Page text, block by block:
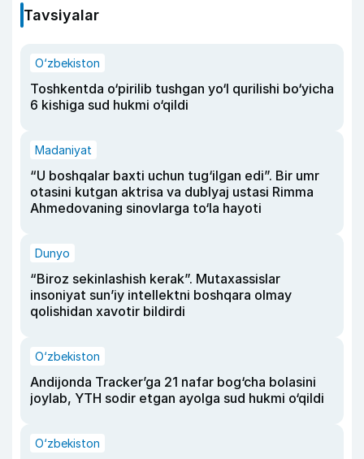
Tavsiyalar
O‘zbekiston
Toshkentda o‘pirilib tushgan yo‘l qurilishi bo‘yicha
6 kishiga sud hukmi o‘qildi
Madaniyat
“U boshqalar baxti uchun tug‘ilgan edi”. Bir umr
otasini kutgan aktrisa va dublyaj ustasi Rimma
Ahmedovaning sinovlarga to‘la hayoti
Dunyo
“Biroz sekinlashish kerak”. Mutaxassislar
insoniyat sun’iy intellektni boshqara olmay
qolishidan xavotir bildirdi
O‘zbekiston
Andijonda Tracker’ga 21 nafar bog‘cha bolasini
joylab, YTH sodir etgan ayolga sud hukmi o‘qildi
O‘zbekiston